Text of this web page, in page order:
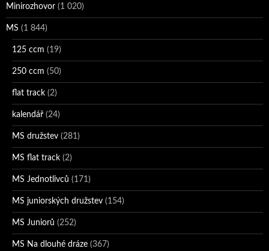
Minirozhovor (1 020)
MS (1 844)
125 ccm (19)
250 ccm (50)
flat track (2)
kalendář (24)
MS družstev (281)
MS flat track (2)
MS Jednotlivců (171)
MS juniorských družstev (154)
MS Juniorů (252)
MS Na dlouhé dráze (367)